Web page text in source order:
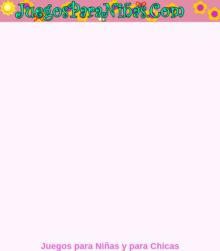
Juegos para Niñas y para Chicas